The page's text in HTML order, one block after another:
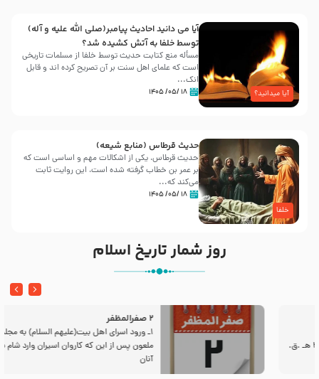
آیا میدانید؟
آیا می دانید احادیث پیامبر(صلی الله علیه و آله)
توسط خلفا به آتش کشیده شد؟
مسأله منع کتابت حدیث توسط خلفا از مسلمات تاریخی
است که علمای اهل سنت بر آن تصریح کرده اند و قابل
انک...
۱۸ /۰۵/ ۱۴۰۵
خلفا
حدیث قرطاس (منابع شیعه)
حدیث قرطاس، یکی از اشکالات مهم و اساسی است که
بر عمر بن خطاب گرفته شده است، این روایت ثابت
می‌کند که...
۱۸ /۰۵/ ۱۴۰۵
روز شمار تاریخ اسلام
2 صفرالمظفر
1ـ ورود اسراى اهل بیت‌(علیهم السلام) به مجلس یزید
ملعون پس از این كه كاروان اسیران وارد شام شدند،